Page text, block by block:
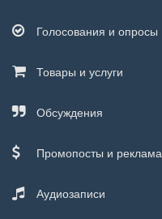
Голосования и опросы
Товары и услуги
Обсуждения
Промопосты и реклама
Аудиозаписи